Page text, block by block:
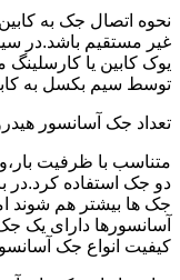
نحوه اتصال جک به
غیر مستقیم باشد.در
یوک کابین یا
توسط سیم بکسل به
تعداد جک آسانسور
متناسب با ظرفیت
دو جک استفاده
جک ها بیشتر هم شوند
آسانسورها دارای یک
کیفیت انواع جک